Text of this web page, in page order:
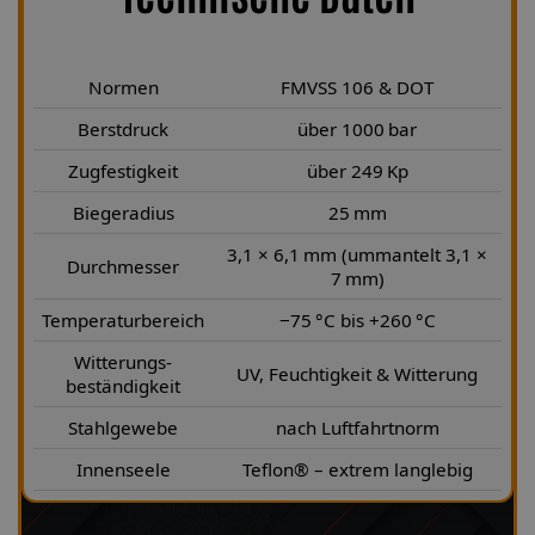
Normen
FMVSS 106 & DOT
Berstdruck
über 1000 bar
Zugfestigkeit
über 249 Kp
Biegeradius
25 mm
Durchmesser
3,1 × 6,1 mm (ummantelt 3,1 ×
7 mm)
Temperaturbereich
−75 °C bis +260 °C
Witterungs-
beständigkeit
UV, Feuchtigkeit & Witterung
Stahlgewebe
nach Luftfahrtnorm
Innenseele
Teflon® – extrem langlebig